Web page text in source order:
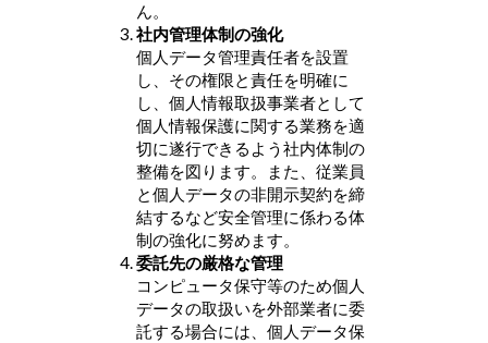
ん。
社内管理体制の強化
個人データ管理責任者を設置
し、その権限と責任を明確に
し、個人情報取扱事業者として
個人情報保護に関する業務を適
切に遂行できるよう社内体制の
整備を図ります。また、従業員
と個人データの非開示契約を締
結するなど安全管理に係わる体
制の強化に努めます。
委託先の厳格な管理
コンピュータ保守等のため個人
データの取扱いを外部業者に委
託する場合には、個人データ保